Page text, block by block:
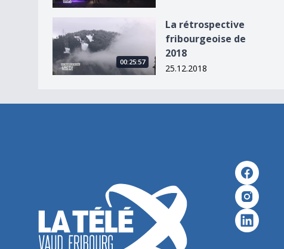
La rétrospective fribourgeoise de 2018
00:25:57
La rétrospective
fribourgeoise de
2018
25.12.2018